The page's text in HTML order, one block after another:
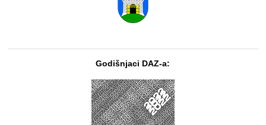
Godišnjaci DAZ-a: